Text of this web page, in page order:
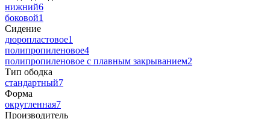
нижний6
боковой1
Сидение
дюропластовое1
полипропиленовое4
полипропиленовое с плавным закрыванием2
Тип ободка
стандартный7
Форма
округленная7
Производитель